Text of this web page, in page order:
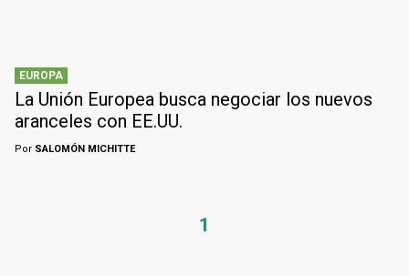
EUROPA
La Unión Europea busca negociar los nuevos
aranceles con EE.UU.
Por SALOMÓN MICHITTE
1